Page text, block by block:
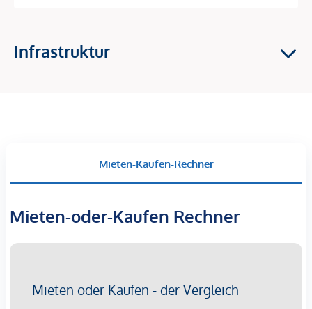
Großzügige Raumhöhen und elegante Flügeltüren
Raumaufteilung (Top 9 – ca. 226 m²
Wohnfläche)
durchdachte Gestaltung:
separates WC
Infrastruktur
Mieten-Kaufen-Rechner
Mieten-oder-Kaufen Rechner